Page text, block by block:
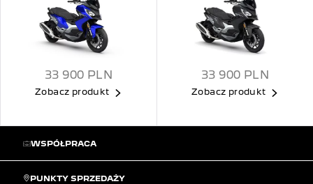
33 900 PLN
Zobacz produkt
33 900 PLN
Zobacz produkt
WSPÓŁPRACA
PUNKTY SPRZEDAŻY